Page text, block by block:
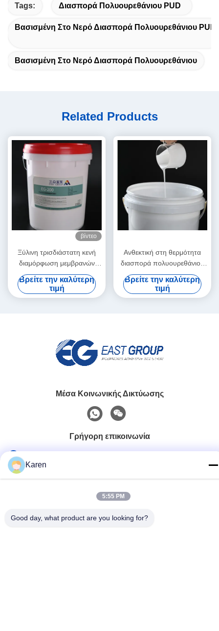
Tags: Διασπορά Πολυουρεθάνιου PUD
Βασισμένη Στο Νερό Διασπορά Πολυουρεθάνιου PUD
Βασισμένη Στο Νερό Διασπορά Πολυουρεθάνιου
Related Products
βίντεο
Ξύλινη τρισδιάστατη κενή
διαμόρφωση μεμβρανών
PVC διασποράς
πολυουρεθάνιου κόλλας
βασισμένη στο νερό PUD
Βρείτε την καλύτερη
τιμή
Ανθεκτική στη θερμότητα
διασπορά πολυουρεθάνιου
PUD για την κενή πιέζοντας
μηχανή μεμβρανών
Βρείτε την καλύτερη
τιμή
Μέσα Κοινωνικής Δικτύωσης
Γρήγορη επικοινωνία
Διεύθυνση
Karen
5:55 PM
Good day, what product are you looking for?